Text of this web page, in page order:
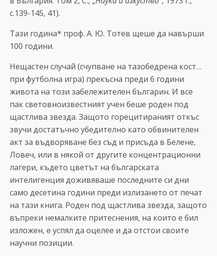
с.139-145, 41).
Тази година* проф. А. Ю. Тотев щеше да навърши
100 години.
Нещастен случай (счупване на тазобедрена кост…
при футболна игра) прекъсна преди 6 години
живота на този забележителен българин. И все
пак световноизвестният учен беше роден под
щастлива звезда. Защото горецитираният откъс
звучи достатъчно убедително като обвинителен
акт за въдворяване без съд и присъда в Белене,
Ловеч, или в някой от другите концентрационни
лагери, където цветът на българската
интелигенция доживяваше последните си дни
само десетина години преди излизането от печат
на тази книга. Роден под щастлива звезда, защото
въпреки немалките притеснения, на които е бил
изложен, е успял да оцелее и да отстои своите
научни позиции.